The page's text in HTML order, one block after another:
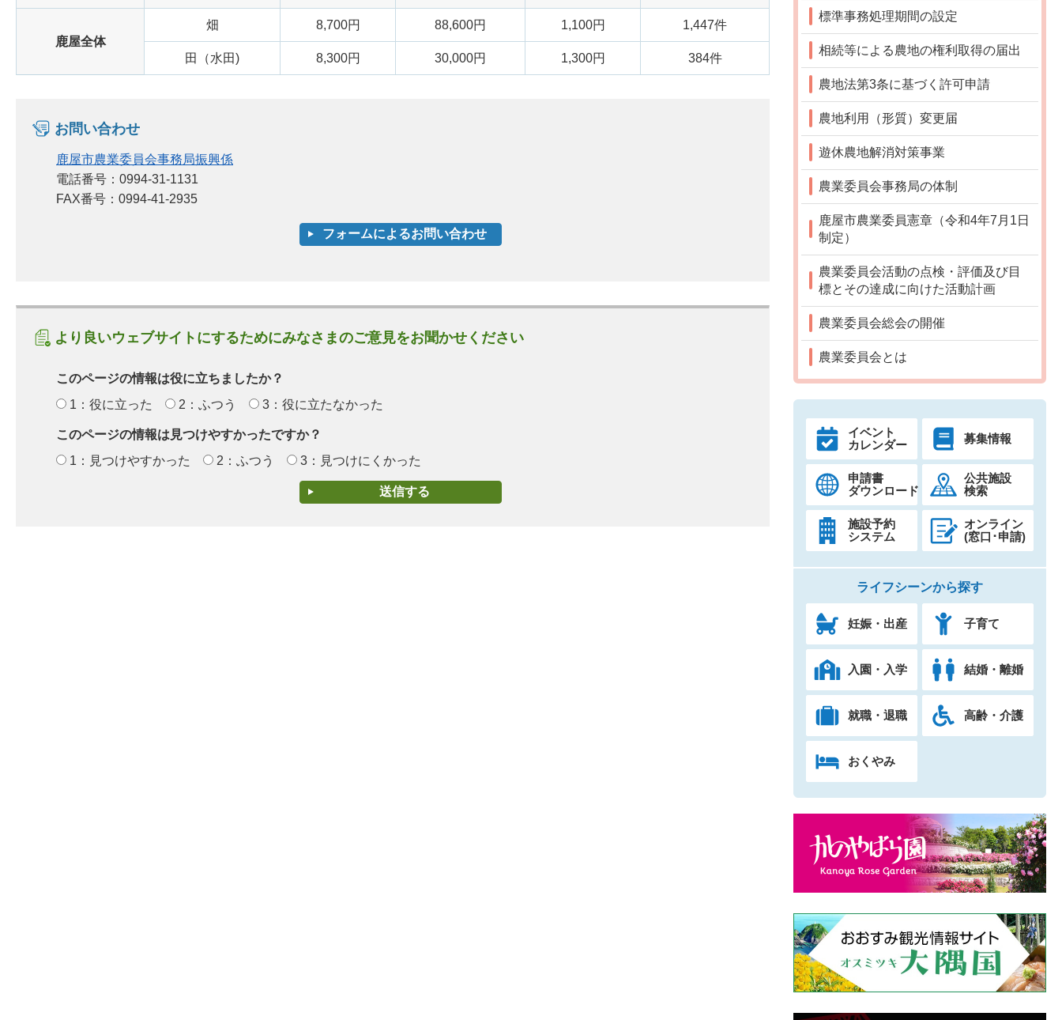
鹿屋全体
畑 8,700円 88,600円 1,100円 1,447件
田（水田) 8,300円 30,000円 1,300円 384件
お問い合わせ
鹿屋市農業委員会事務局振興係
電話番号：0994-31-1131
FAX番号：0994-41-2935
より良いウェブサイトにするためにみなさまのご意見をお聞かせください
このページの情報は役に立ちましたか？
1：役に立った
2：ふつう 3：役に立たなかった
このページの情報は見つけやすかったですか？
1：見つけやすかった
2：ふつう 3：見つけにくかった
標準事務処理期間の設定
相続等による農地の権利取得の届出
農地法第3条に基づく許可申請
農地利用（形質）変更届
遊休農地解消対策事業
農業委員会事務局の体制
鹿屋市農業委員憲章（令和4年7月1日
制定）
農業委員会活動の点検・評価及び目
標とその達成に向けた活動計画
農業委員会総会の開催
農業委員会とは
イベント
カレンダー
募集情報
申請書
ダウンロード
公共施設
検索
施設予約
システム
オンライン
(窓口･申請)
ライフシーンから探す
妊娠・出産 子育て
入園・入学 結婚・離婚
就職・退職 高齢・介護
おくやみ